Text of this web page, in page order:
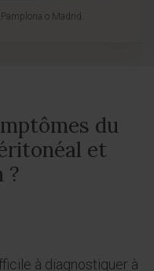
o Madrid.
du
et
?
à diagnostiquer à